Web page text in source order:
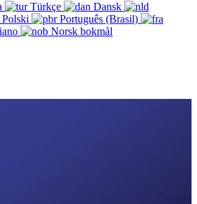
Türkçe
Dansk
Polski
Português (Brasil)
Norsk bokmål